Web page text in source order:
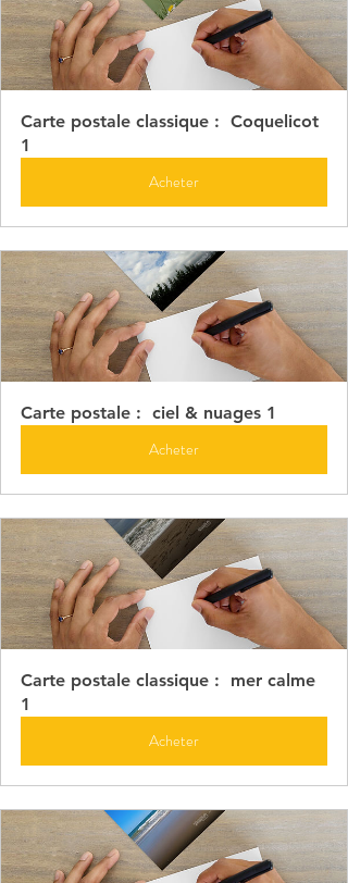
Carte postale classique :  Coquelicot
1
Acheter
Carte postale :  ciel & nuages 1
Acheter
Carte postale classique :  mer calme
1
Acheter